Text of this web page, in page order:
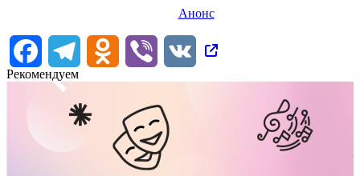
Анонс
FacebookTelegram Odnoklassniki
Viber
VK
Рекомендуем